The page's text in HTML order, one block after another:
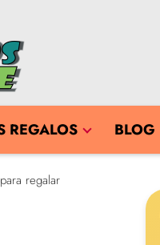
REGALOS BLOG
regalar